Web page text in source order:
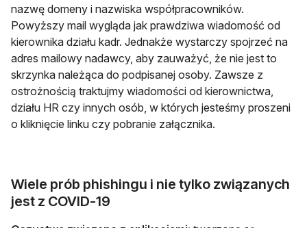
nazwę domeny i nazwiska współpracowników.
Powyższy mail wygląda jak prawdziwa wiadomość od
kierownika działu kadr. Jednakże wystarczy spojrzeć na
adres mailowy nadawcy, aby zauważyć, że nie jest to
skrzynka należąca do podpisanej osoby. Zawsze z
ostrożnością traktujmy wiadomości od kierownictwa,
działu HR czy innych osób, w których jesteśmy proszeni
o kliknięcie linku czy pobranie załącznika.
Wiele prób phishingu i nie tylko związanych
jest z COVID-19